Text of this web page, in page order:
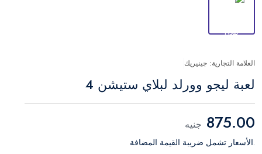
العلامة التجارية: جينيريك
لعبة ليجو وورلد لبلاي ستيشن 4
875.00 جنيه
.الأسعار تشمل ضريبة القيمة المضافة